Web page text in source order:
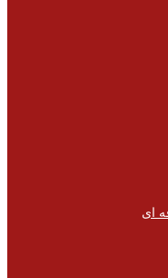
ای